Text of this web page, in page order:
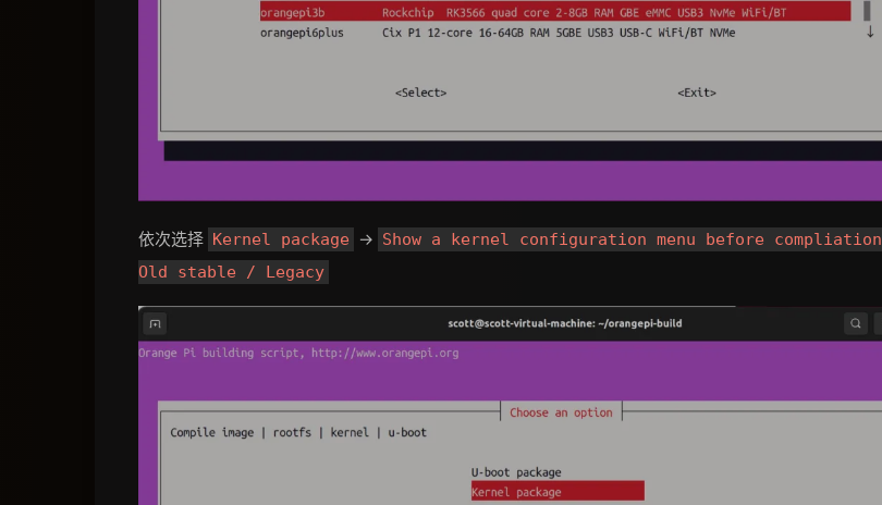
依次选择 Kernel package -> Show a kernel configuration menu before compliation
Old stable / Legacy